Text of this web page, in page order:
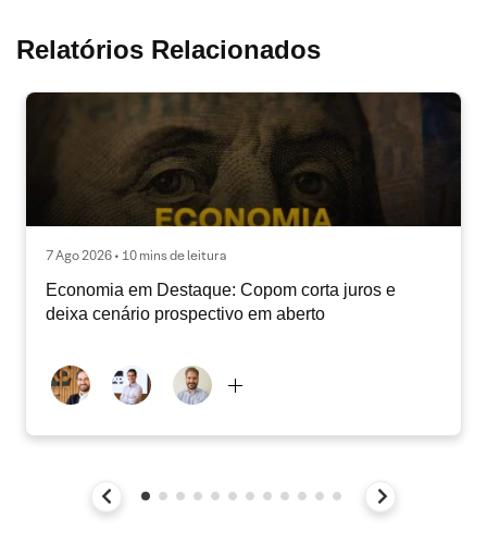
Relatórios Relacionados
7 Ago 2026 • 10 mins de leitura
Economia em Destaque: Copom corta juros e
deixa cenário prospectivo em aberto